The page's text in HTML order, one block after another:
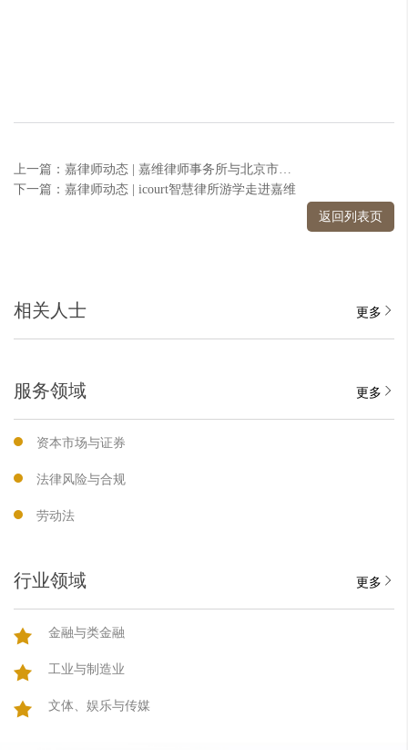
上一篇：嘉律师动态 | 嘉维律师事务所与北京市朝阳区阳光中途之家达成合作
下一篇：嘉律师动态 | icourt智慧律所游学走进嘉维
返回列表页
相关人士 更多
服务领域 更多
资本市场与证券
法律风险与合规
劳动法
行业领域 更多
金融与类金融
工业与制造业
文体、娱乐与传媒